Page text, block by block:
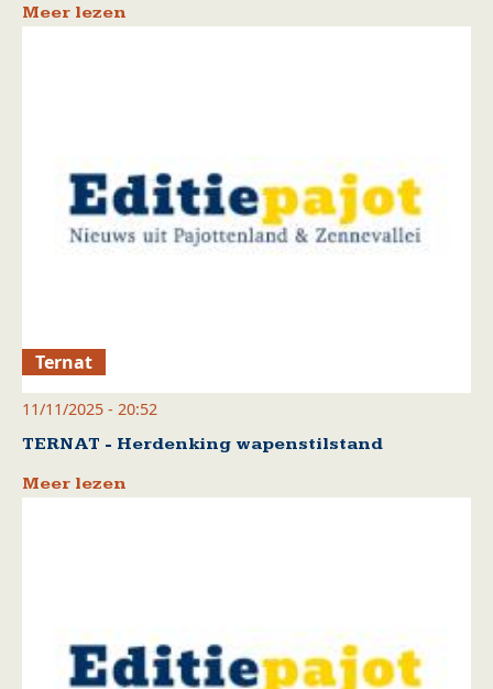
Meer lezen
Ternat
11/11/2025 - 20:52
TERNAT - Herdenking wapenstilstand
Meer lezen